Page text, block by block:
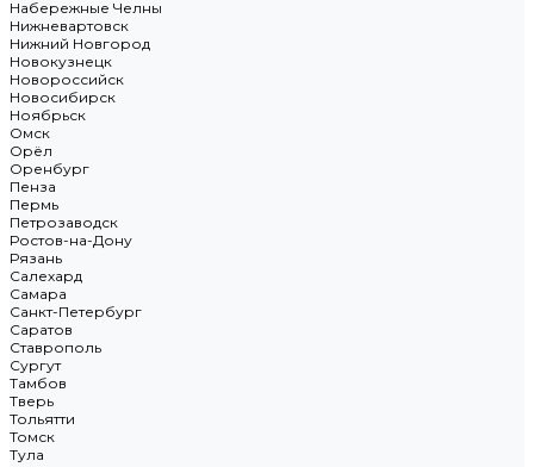
Набережные Челны
Нижневартовск
Нижний Новгород
Новокузнецк
Новороссийск
Новосибирск
Ноябрьск
Омск
Орёл
Оренбург
Пенза
Пермь
Петрозаводск
Ростов-на-Дону
Рязань
Салехард
Самара
Санкт-Петербург
Саратов
Ставрополь
Сургут
Тамбов
Тверь
Тольятти
Томск
Тула